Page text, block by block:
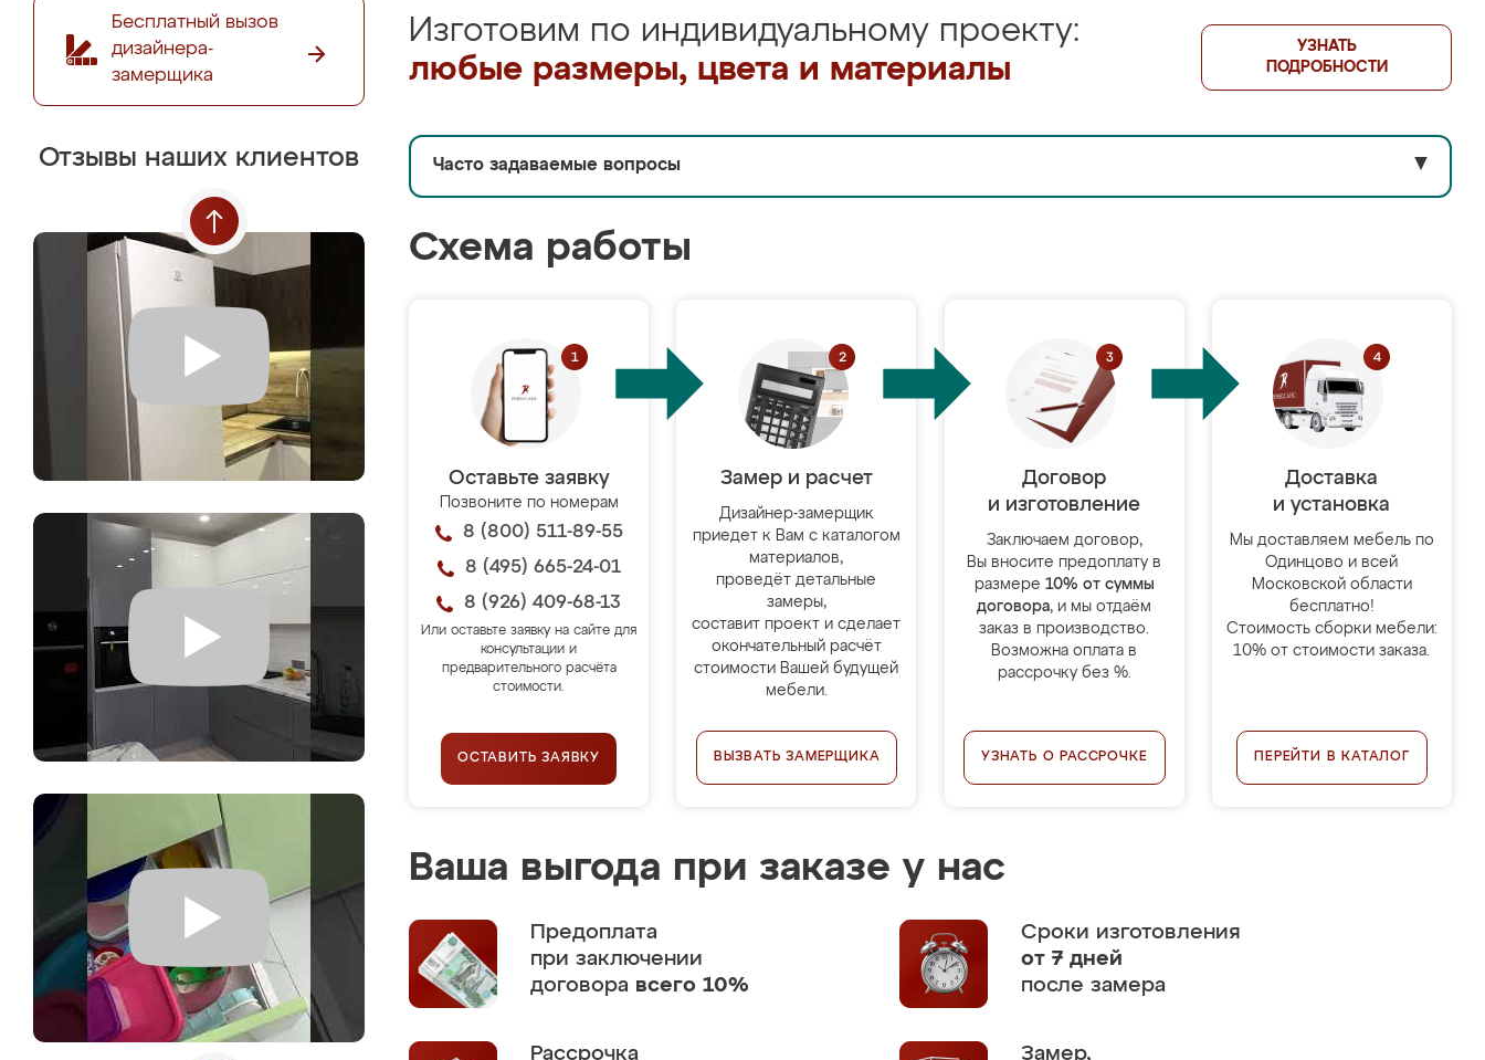
Бесплатный вызов
дизайнера-
замерщика
Отзывы наших клиентов
Изготовим по индивидуальному проекту:
любые размеры, цвета и материалы
УЗНАТЬ
ПОДРОБНОСТИ
Часто задаваемые вопросы ▼
Схема работы
Оставьте заявку
Позвоните по номерам
8 (800) 511-89-55
8 (495) 665-24-01
8 (926) 409-68-13
Или оставьте заявку на сайте для
консультации и
предварительного расчёта
стоимости.
ОСТАВИТЬ ЗАЯВКУ
Замер и расчет
Дизайнер-замерщик
приедет к Вам с каталогом
материалов,
проведёт детальные
замеры,
составит проект и сделает
окончательный расчёт
стоимости Вашей будущей
мебели.
ВЫЗВАТЬ ЗАМЕРЩИКА
Договор
и изготовление
Заключаем договор,
Вы вносите предоплату в
размере 10% от суммы
договора, и мы отдаём
заказ в производство.
Возможна оплата в
рассрочку без %.
УЗНАТЬ О РАССРОЧКЕ
Доставка
и установка
Мы доставляем мебель по
Одинцово и всей
Московской области
бесплатно!
Стоимость сборки мебели:
10% от стоимости заказа.
ПЕРЕЙТИ В КАТАЛОГ
Ваша выгода при заказе у нас
Предоплата
при заключении
договора всего 10%
Сроки изготовления
от 7 дней
после замера
Рассрочка
Замер,